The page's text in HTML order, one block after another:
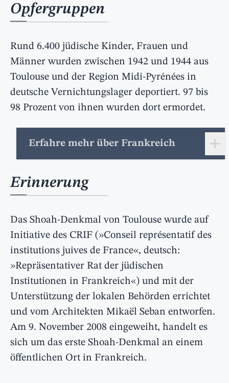
Opfergruppen
Rund 6.400 jüdische Kinder, Frauen und
Männer wurden zwischen 1942 und 1944 aus
Toulouse und der Region Midi-Pyrénées in
deutsche Vernichtungslager deportiert. 97 bis
98 Prozent von ihnen wurden dort ermordet.
Erfahre mehr über Frankreich +
Erinnerung
Das Shoah-Denkmal von Toulouse wurde auf
Initiative des CRIF (»Conseil représentatif des
institutions juives de France«, deutsch:
»Repräsentativer Rat der jüdischen
Institutionen in Frankreich«) und mit der
Unterstützung der lokalen Behörden errichtet
und vom Architekten Mikaël Seban entworfen.
Am 9. November 2008 eingeweiht, handelt es
sich um das erste Shoah-Denkmal an einem
öffentlichen Ort in Frankreich.